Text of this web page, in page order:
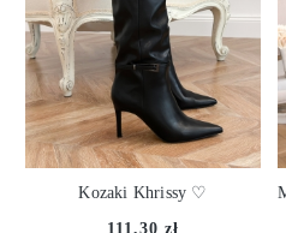
Kozaki Khrissy ♡
111,30 zł